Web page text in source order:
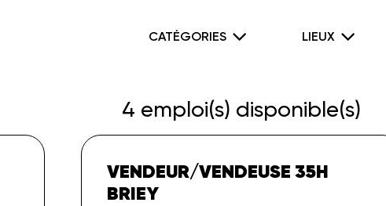
CATÉGORIES LIEUX
4 emploi(s) disponible(s)
VENDEUR/VENDEUSE 35H
BRIEY